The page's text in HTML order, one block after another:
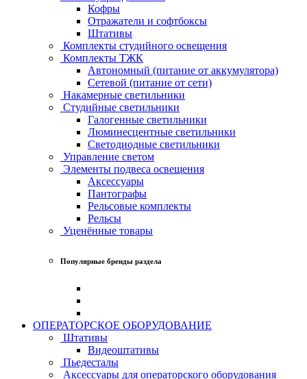
Кофры
Отражатели и софтбоксы
Штативы
Комплекты студийного освещения
Комплекты ТЖК
Автономный (питание от аккумулятора)
Сетевой (питание от сети)
Накамерные светильники
Студийные светильники
Галогенные светильники
Люминесцентные светильники
Светодиодные светильники
Управление светом
Элементы подвеса освещения
Аксессуары
Пантографы
Рельсовые комплекты
Рельсы
Уценённые товары
Популярные бренды раздела
ОПЕРАТОРСКОЕ ОБОРУДОВАНИЕ
Штативы
Видеоштативы
Пьедесталы
Аксессуары для операторского оборудования